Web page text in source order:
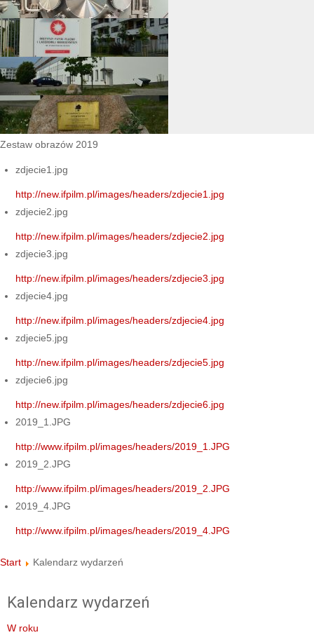
Zestaw obrazów 2019
zdjecie1.jpg
http://new.ifpilm.pl/images/headers/zdjecie1.jpg
zdjecie2.jpg
http://new.ifpilm.pl/images/headers/zdjecie2.jpg
zdjecie3.jpg
http://new.ifpilm.pl/images/headers/zdjecie3.jpg
zdjecie4.jpg
http://new.ifpilm.pl/images/headers/zdjecie4.jpg
zdjecie5.jpg
http://new.ifpilm.pl/images/headers/zdjecie5.jpg
zdjecie6.jpg
http://new.ifpilm.pl/images/headers/zdjecie6.jpg
2019_1.JPG
http://www.ifpilm.pl/images/headers/2019_1.JPG
2019_2.JPG
http://www.ifpilm.pl/images/headers/2019_2.JPG
2019_4.JPG
http://www.ifpilm.pl/images/headers/2019_4.JPG
Start Kalendarz wydarzeń
Kalendarz wydarzeń
W roku